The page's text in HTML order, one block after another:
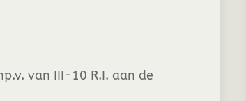
van III-10 R.I. aan de